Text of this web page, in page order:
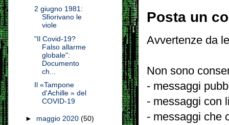
Posta un
Avvertenze da
Non sono
- messaggi
- messaggi con
- messaggi che
2 giugno 1981:
Sfiorivano le
viole
"Il Covid-19?
Falso allarme
globale":
Documento
ch...
Il «Tampone
d'Achille » del
COVID-19
► maggio 2020 (50)